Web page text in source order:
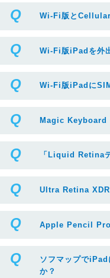
Wi-Fi版とCellular
Wi-Fi版iPadを外
Wi-Fi版iPadに
Magic Keyboard
「Liquid Retina
Ultra Retina XDR
Apple Pencil
ソフマップでiPad
か？